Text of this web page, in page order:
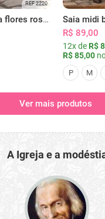
REF 2220
Saia midi branca flores rosas com bolsos
R$ 89,00
12x de R$
R$ 85,00
P M
Ver mais produtos
A Igreja e a